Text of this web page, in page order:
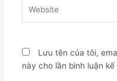
Lưu tên của tôi,
này cho lần bình luận